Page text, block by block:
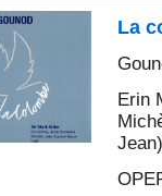
La
Erin